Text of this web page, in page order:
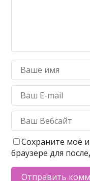
Сохраните моё
браузере для